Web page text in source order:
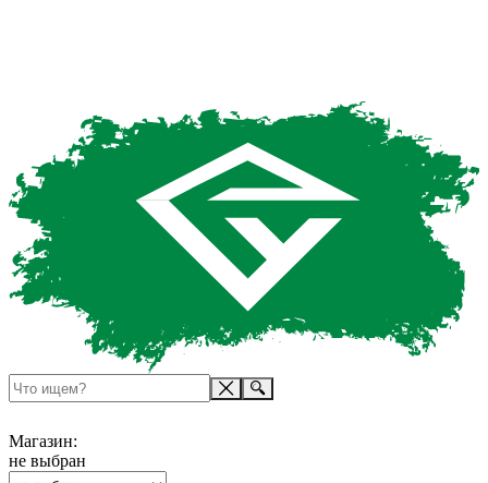
Магазин:
не выбран